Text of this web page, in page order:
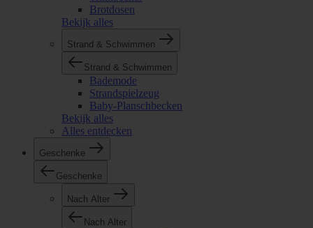
Brotdosen
Bekijk alles
Strand & Schwimmen
Strand & Schwimmen
Bademode
Strandspielzeug
Baby-Planschbecken
Bekijk alles
Alles entdecken
Geschenke
Geschenke
Nach Alter
Nach Alter